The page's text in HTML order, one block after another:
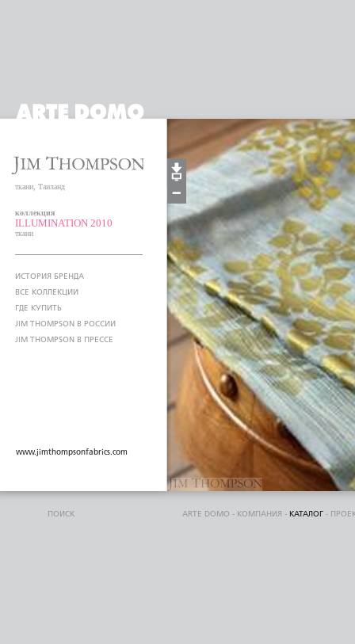
ткани, Таиланд
коллекция
ILLUMINATION 2010
ткани
ИСТОРИЯ БРЕНДА
ВСЕ КОЛЛЕКЦИИ
ГДЕ КУПИТЬ
JIM THOMPSON В РОССИИ
JIM THOMPSON В ПРЕССЕ
www.jimthompsonfabrics.com
ПОИСК ARTE DOMO - КОМПАНИЯ - КАТАЛОГ -